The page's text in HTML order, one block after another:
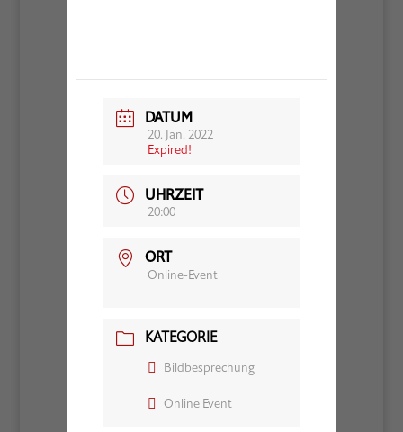
DATUM
20. Jan. 2022
Expired!
UHRZEIT
20:00
ORT
Online-Event
KATEGORIE
Bildbesprechung
Online Event